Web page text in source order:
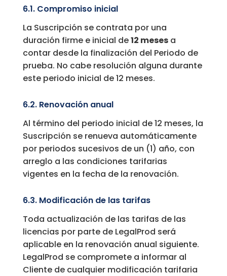
6.1. Compromiso inicial
La Suscripción se contrata por una
duración firme e inicial de12 mesesa
contar desde la finalización del Periodo de
prueba. No cabe resolución alguna durante
este periodo inicial de 12 meses.
6.2. Renovación anual
Al término del periodo inicial de 12 meses, la
Suscripción se renueva automáticamente
por periodos sucesivos de un (1) año, con
arreglo a las condiciones tarifarias
vigentes en la fecha de la renovación.
6.3. Modificación de las tarifas
Toda actualización de las tarifas de las
licencias por parte de LegalProd será
aplicable en la renovación anual siguiente.
LegalProd se compromete a informar al
Cliente de cualquier modificación tarifaria